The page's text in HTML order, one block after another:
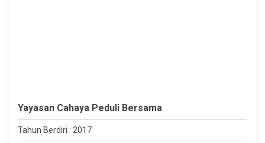
Yayasan Cahaya Peduli Bersama
Tahun Berdiri : 2017